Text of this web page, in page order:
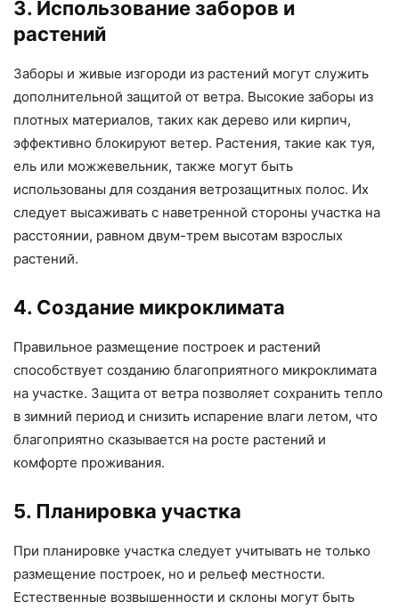
3. Использование заборов и
растений
Заборы и живые изгороди из растений могут служить
дополнительной защитой от ветра. Высокие заборы из
плотных материалов, таких как дерево или кирпич,
эффективно блокируют ветер. Растения, такие как туя,
ель или можжевельник, также могут быть
использованы для создания ветрозащитных полос. Их
следует высаживать с наветренной стороны участка на
расстоянии, равном двум-трем высотам взрослых
растений.
4. Создание микроклимата
Правильное размещение построек и растений
способствует созданию благоприятного микроклимата
на участке. Защита от ветра позволяет сохранить тепло
в зимний период и снизить испарение влаги летом, что
благоприятно сказывается на росте растений и
комфорте проживания.
5. Планировка участка
При планировке участка следует учитывать не только
размещение построек, но и рельеф местности.
Естественные возвышенности и склоны могут быть